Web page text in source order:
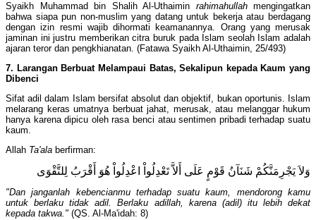
Syaikh Muhammad bin Shalih Al-Uthaimin rahimahullahmengingatkan
bahwa siapa pun non-muslim yang datang untuk bekerja atau berdagang
dengan izin resmi wajib dihormati keamanannya. Orang yang merusak
jaminan ini justru memberikan citra buruk pada Islam seolah Islam adalah
ajaran teror dan pengkhianatan. (Fatawa Syaikh Al-Uthaimin, 25/493)
7. Larangan Berbuat Melampaui Batas, Sekalipun kepada Kaum yang
Dibenci
Sifat adil dalam Islam bersifat absolut dan objektif, bukan oportunis. Islam
melarang keras umatnya berbuat jahat, merusak, atau melanggar hukum
hanya karena dipicu oleh rasa benci atau sentimen pribadi terhadap suatu
kaum.
Allah Ta'ala berfirman:
وَلاَ يَجْرِمَنَّكُمْ شَنَآنُ قَوْمٍ عَلَى أَلاَّ تَعْدِلُواْ اعْدِلُواْ هُوَ أَقْرَبُ لِلتَّقْوَى
"Dan janganlah kebencianmu terhadap suatu kaum, mendorong kamu
untuk berlaku tidak adil. Berlaku adillah, karena (adil) itu lebih dekat
kepada takwa." (QS. Al-Ma'idah: 8)